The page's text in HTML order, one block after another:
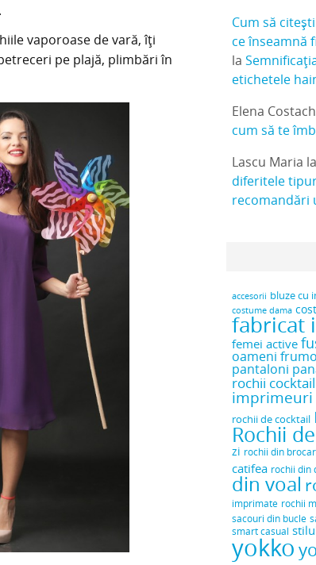
vaporoase de vară, îți
pe plajă, plimbări în
Cum să
ce înseamnă
la
etichetele
Elena
cum să te
Lascu Maria la
diferitele
recomandări
accesorii bluze cu
costume dama
fabricat
femei active
oameni
pantaloni
rochii cocktail
imprimeuri
rochii de cocktail
Rochii
zi rochii din
catifea rochii din
din voal
imprimate rochii
sacouri din bucle
smart casual
yokko